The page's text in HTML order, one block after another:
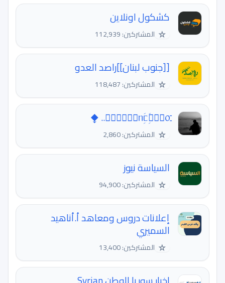
كشكول اونلاين
☆ المشتركين: 112,939
[[جنوب لبنان]]راصد العدو
☆ المشتركين: 118,487
☆ المشتركين: 2,860
السياسة نيوز
☆ المشتركين: 94,900
إعلانات دروس ومعاهد أ.أناهيد
السميري
☆ المشتركين: 13,400